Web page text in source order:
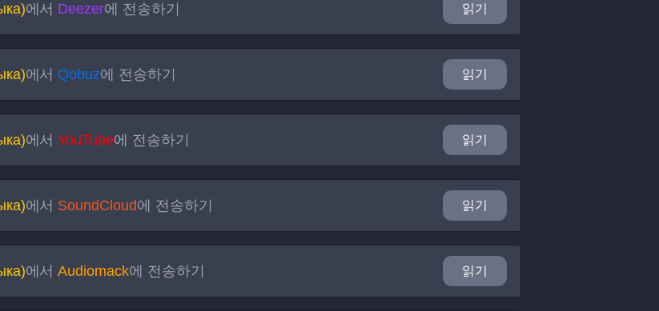
에서 Deezer에 전송하기 읽기
에서 Qobuz에 전송하기 읽기
에서YouTube에 전송하기 읽기
에서 SoundCloud에 전송하기 읽기
에서Audiomack에 전송하기 읽기